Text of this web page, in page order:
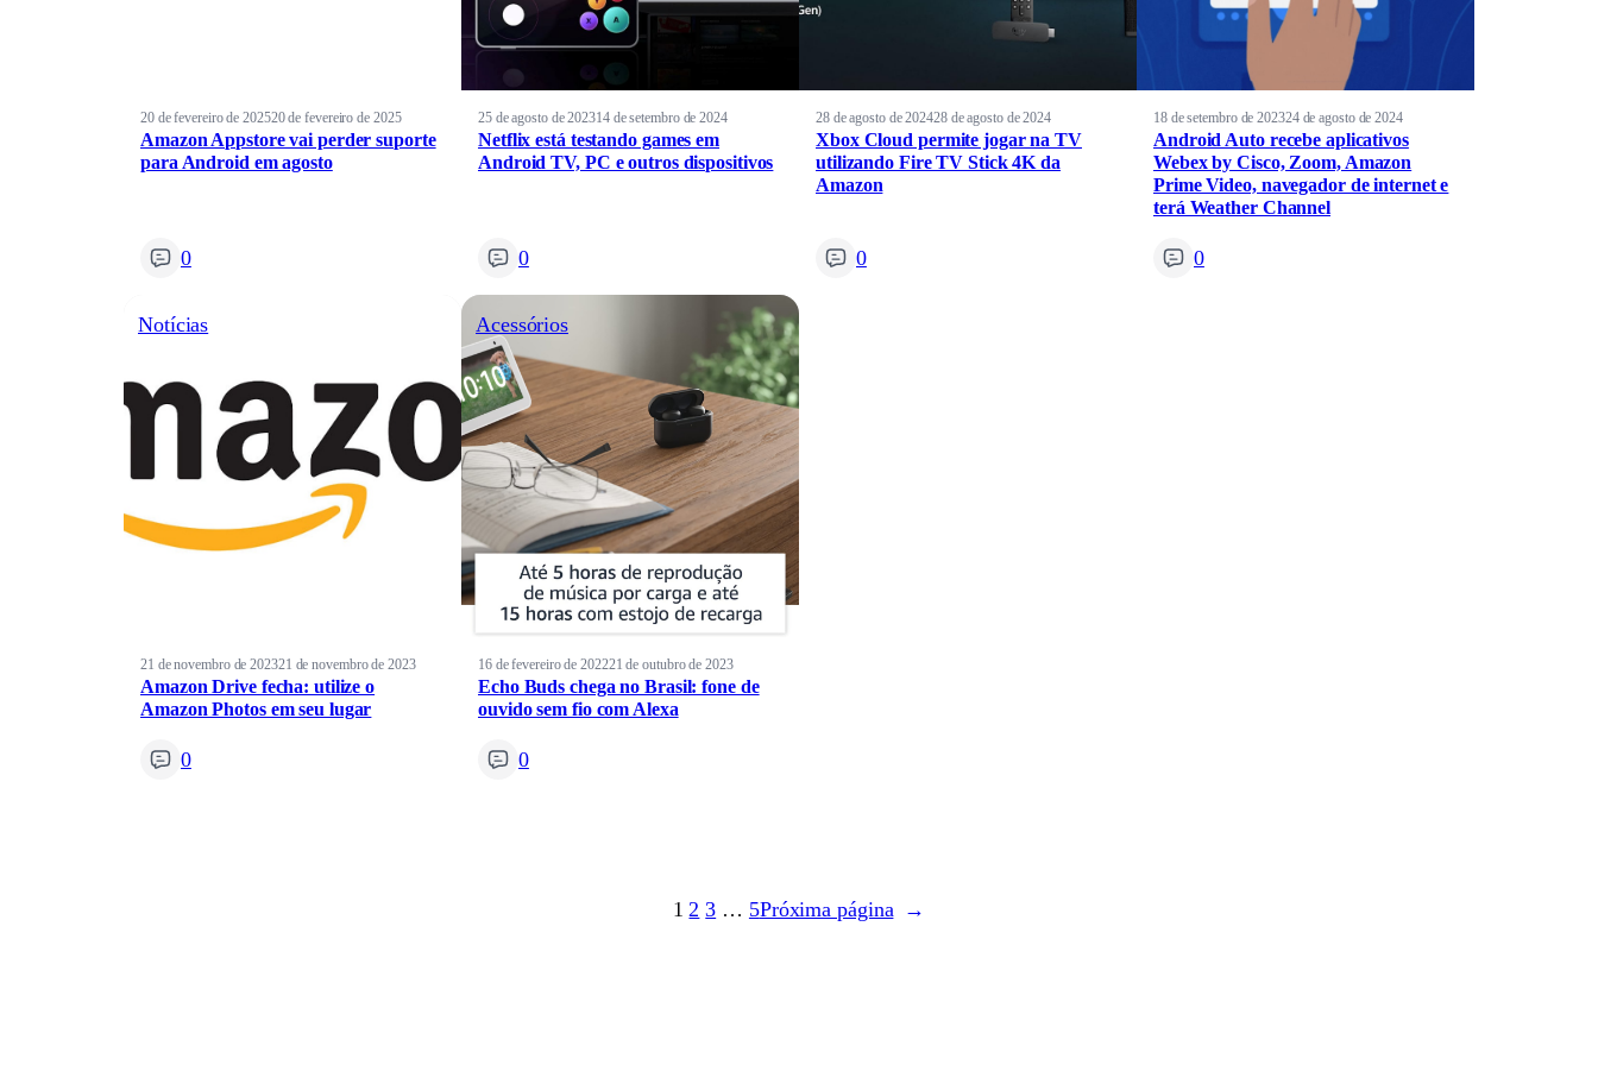
20 de fevereiro de 202520 de fevereiro de 2025
Amazon Appstore vai perder suporte
para Android em agosto
0
25 de agosto de 202314 de setembro de 2024
Netflix está testando games em
Android TV, PC e outros dispositivos
0
28 de agosto de 202428 de agosto de 2024
Xbox Cloud permite jogar na TV
utilizando Fire TV Stick 4K da
Amazon
0
18 de setembro de 202324 de agosto de 2024
Android Auto recebe aplicativos
Webex by Cisco, Zoom, Amazon
Prime Video, navegador de internet e
terá Weather Channel
0
Notícias
21 de novembro de 202321 de novembro de 2023
Amazon Drive fecha: utilize o
Amazon Photos em seu lugar
0
Acessórios
16 de fevereiro de 202221 de outubro de 2023
Echo Buds chega no Brasil: fone de
ouvido sem fio com Alexa
0
1 2 3 … 5Próxima página →